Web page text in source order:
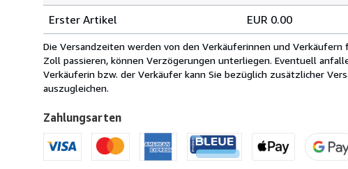
innerhalb
von
USA
Erster Artikel
EUR 0.00
Die Versandzeiten werden von den Verkäuferinnen und
Zoll passieren, können Verzögerungen unterliegen. Eventuell
Verkäuferin bzw. der Verkäufer kann Sie bezüglich zusätzlicher
auszugleichen.
Zahlungsarten